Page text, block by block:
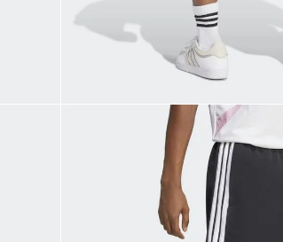
9 CHANCLETAS
JAPÓN